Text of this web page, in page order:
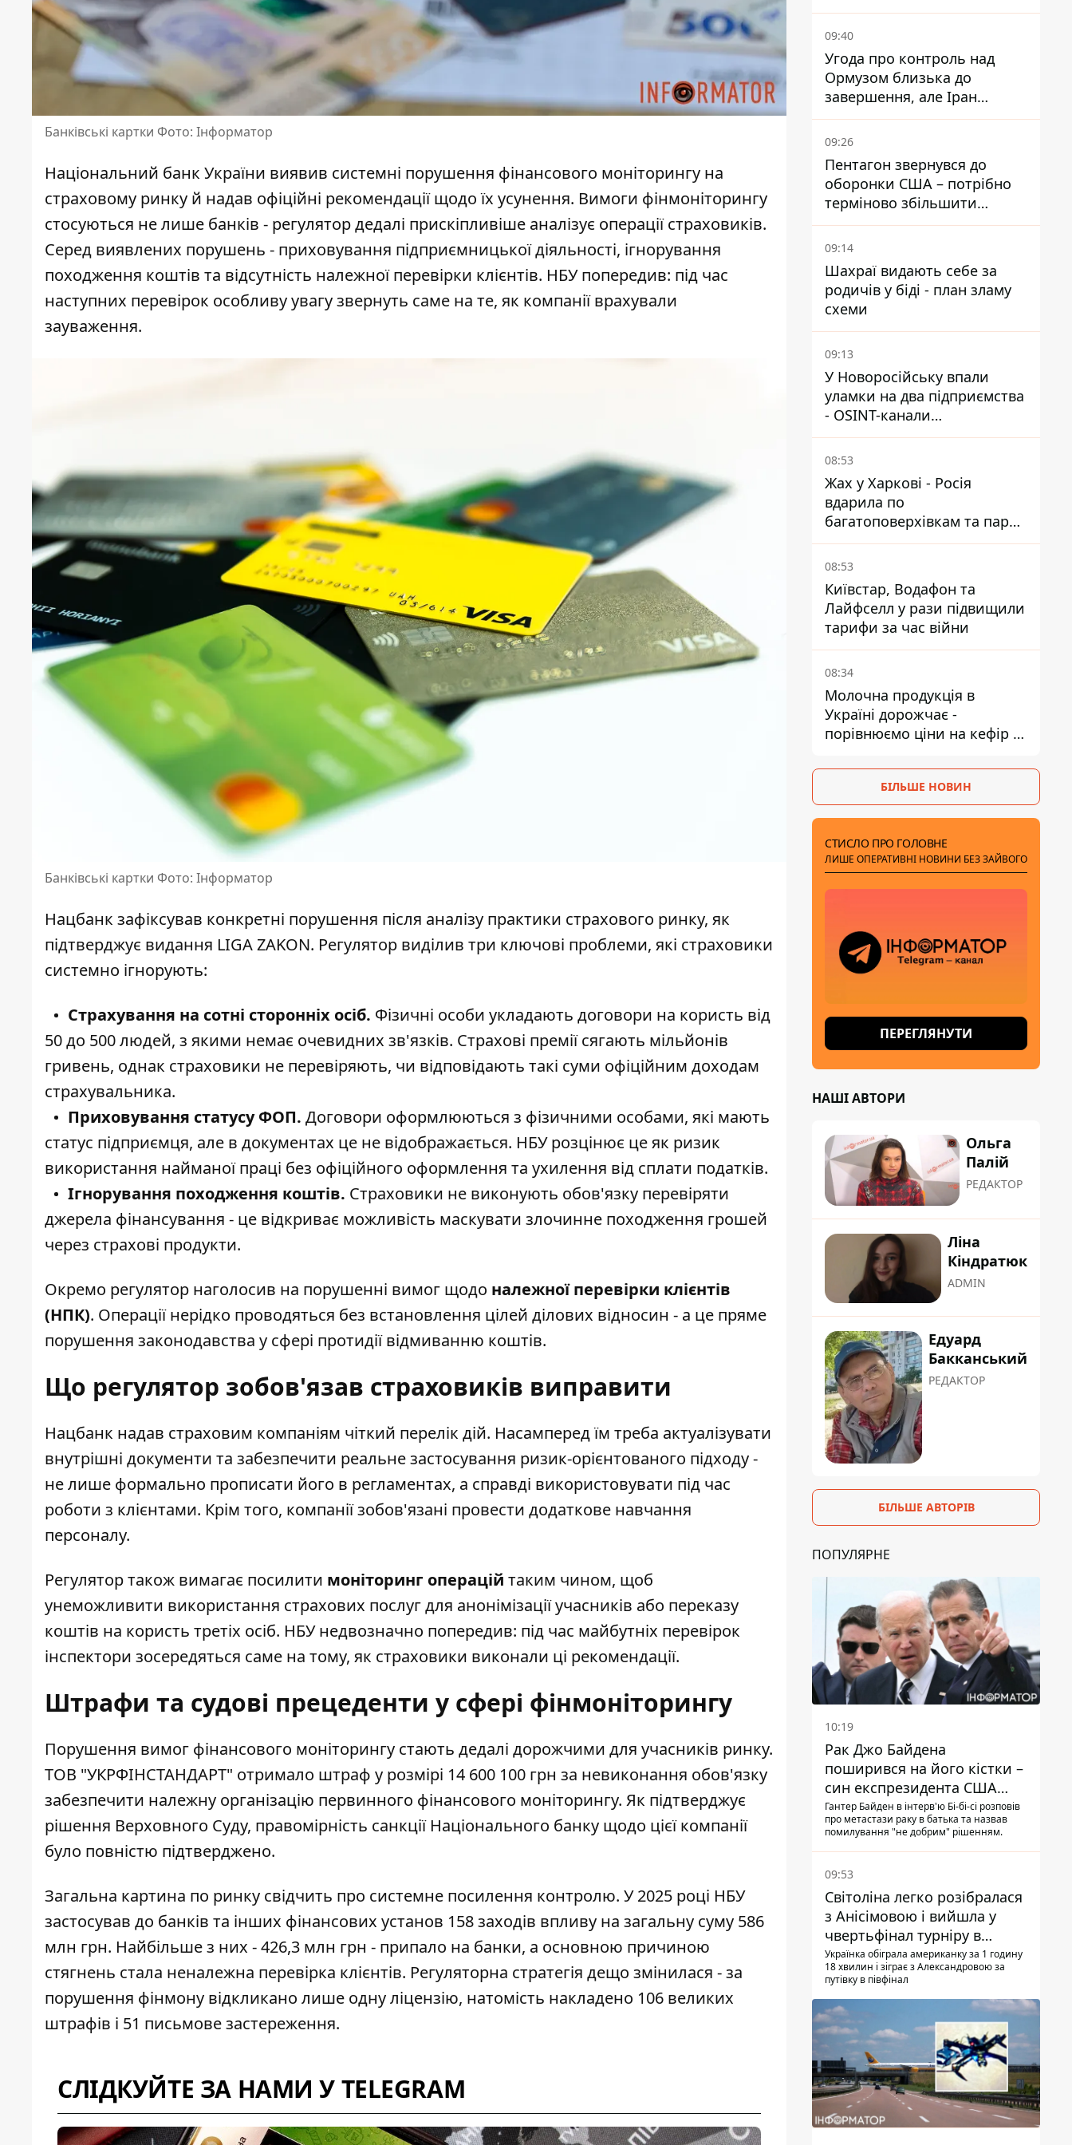
Банківські картки Фото: Інформатор
Національний банк України виявив системні порушення фінансового моніторингу на
страховому ринку й надав офіційні рекомендації щодо їх усунення. Вимоги фінмоніторингу
стосуються не лише банків - регулятор дедалі прискіпливіше аналізує операції страховиків.
Серед виявлених порушень - приховування підприємницької діяльності, ігнорування
походження коштів та відсутність належної перевірки клієнтів. НБУ попередив: під час
наступних перевірок особливу увагу звернуть саме на те, як компанії врахували
зауваження.
Банківські картки Фото: Інформатор
Нацбанк зафіксував конкретні порушення після аналізу практики страхового ринку, як
підтверджує видання LIGA ZAKON. Регулятор виділив три ключові проблеми, які страховики
системно ігнорують:
Страхування на сотні сторонніх осіб. Фізичні особи укладають договори на користь від
50 до 500 людей, з якими немає очевидних зв'язків. Страхові премії сягають мільйонів
гривень, однак страховики не перевіряють, чи відповідають такі суми офіційним доходам
страхувальника.
Приховування статусу ФОП. Договори оформлюються з фізичними особами, які мають
статус підприємця, але в документах це не відображається. НБУ розцінює це як ризик
використання найманої праці без офіційного оформлення та ухилення від сплати податків.
Ігнорування походження коштів. Страховики не виконують обов'язку перевіряти
джерела фінансування - це відкриває можливість маскувати злочинне походження грошей
через страхові продукти.
Окремо регулятор наголосив на порушенні вимог щодо належної перевірки клієнтів
(НПК). Операції нерідко проводяться без встановлення цілей ділових відносин - а це пряме
порушення законодавства у сфері протидії відмиванню коштів.
Що регулятор зобов'язав страховиків виправити
Нацбанк надав страховим компаніям чіткий перелік дій. Насамперед їм треба актуалізувати
внутрішні документи та забезпечити реальне застосування ризик-орієнтованого підходу -
не лише формально прописати його в регламентах, а справді використовувати під час
роботи з клієнтами. Крім того, компанії зобов'язані провести додаткове навчання
персоналу.
Регулятор також вимагає посилити моніторинг операцій таким чином, щоб
унеможливити використання страхових послуг для анонімізації учасників або переказу
коштів на користь третіх осіб. НБУ недвозначно попередив: під час майбутніх перевірок
інспектори зосередяться саме на тому, як страховики виконали ці рекомендації.
Штрафи та судові прецеденти у сфері фінмоніторингу
Порушення вимог фінансового моніторингу стають дедалі дорожчими для учасників ринку.
ТОВ "УКРФІНСТАНДАРТ" отримало штраф у розмірі 14 600 100 грн за невиконання обов'язку
забезпечити належну організацію первинного фінансового моніторингу. Як підтверджує
рішення Верховного Суду, правомірність санкції Національного банку щодо цієї компанії
було повністю підтверджено.
Загальна картина по ринку свідчить про системне посилення контролю. У 2025 році НБУ
застосував до банків та інших фінансових установ 158 заходів впливу на загальну суму 586
млн грн. Найбільше з них - 426,3 млн грн - припало на банки, а основною причиною
стягнень стала неналежна перевірка клієнтів. Регуляторна стратегія дещо змінилася - за
порушення фінмону відкликано лише одну ліцензію, натомість накладено 106 великих
штрафів і 51 письмове застереження.
СЛІДКУЙТЕ ЗА НАМИ У TELEGRAM
війну – ми щоденно є ціллю
09:40
Угода про контроль над
Ормузом близька до
завершення, але Іран
висунув нові вимоги – ЗМІ
розкрили подробиці
09:26
Пентагон звернувся до
оборонки США – потрібно
терміново збільшити
виробництво озброєнь
09:14
Шахраї видають себе за
родичів у біді - план зламу
схеми
09:13
У Новоросійську впали
уламки на два підприємства
- OSINT-канали
припускають удар по порту
08:53
Жах у Харкові - Росія
вдарила по
багатоповерхівкам та парку,
є загиблі та поранені
08:53
Київстар, Водафон та
Лайфселл у рази підвищили
тарифи за час війни
08:34
Молочна продукція в
Україні дорожчає -
порівнюємо ціни на кефір в
БІЛЬШЕ НОВИН
СТИСЛО ПРО ГОЛОВНЕ
ЛИШЕ ОПЕРАТИВНІ НОВИНИ БЕЗ ЗАЙВОГО
ПЕРЕГЛЯНУТИ
НАШІ АВТОРИ
Ольга
Палій
РЕДАКТОР
Ліна
Кіндратюк
ADMIN
Едуард
Бакканський
РЕДАКТОР
БІЛЬШЕ АВТОРІВ
ПОПУЛЯРНЕ
10:19
Рак Джо Байдена
поширився на його кістки –
син експрезидента США
розповів, що хвороба
батька прогресує
Гантер Байден в інтерв'ю Бі-бі-сі розповів
про метастази раку в батька та назвав
помилування "не добрим" рішенням.
09:53
Світоліна легко розібралася
з Анісімовою і вийшла у
чвертьфінал турніру в
Торонто
Українка обіграла американку за 1 годину
18 хвилин і зіграє з Александровою за
путівку в півфінал